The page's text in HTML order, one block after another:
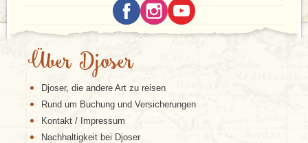
Über Djoser
Djoser, die andere Art zu reisen
Rund um Buchung und Versicherungen
Kontakt / Impressum
Nachhaltigkeit bei Djoser